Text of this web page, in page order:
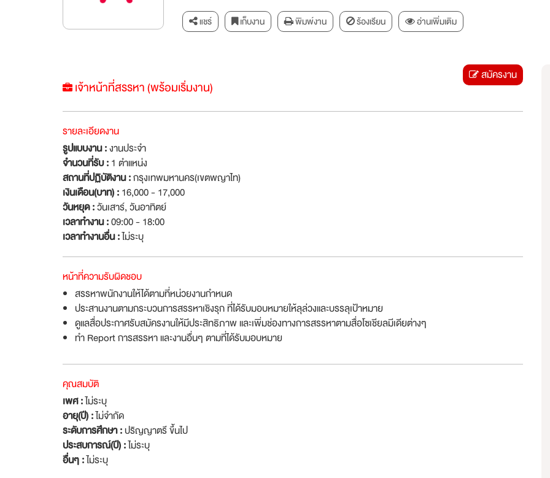
แชร์ เก็บงาน พิมพ์งาน ร้องเรียน อ่านเพิ่มเติม
เจ้าหน้าที่สรรหา (พร้อมเริ่มงาน)
สมัครงาน
รายละเอียดงาน
รูปแบบงาน :งานประจำ
จำนวนที่รับ :1 ตำแหน่ง
สถานที่ปฏิบัติงาน :กรุงเทพมหานคร(เขตพญาไท)
เงินเดือน(บาท) :16,000 - 17,000
วันหยุด :วันเสาร์,วันอาทิตย์
เวลาทำงาน :09:00 - 18:00
เวลาทำงานอื่น :ไม่ระบุ
หน้าที่ความรับผิดชอบ
สรรหาพนักงานให้ได้ตามที่หน่วยงานกำหนด
ประสานงานตามกระบวนการสรรหาเชิงรุก ที่ได้รับมอบหมายให้ลุล่วงและบรรลุเป้าหมาย
ดูแลสื่อประกาศรับสมัครงานให้มีประสิทธิภาพ และเพิ่มช่องทางการสรรหาตามสื่อโซเชียลมีเดียต่างๆ
ทำ Report การสรรหา และงานอื่นๆ ตามที่ได้รับมอบหมาย
คุณสมบัติ
เพศ :ไม่ระบุ
อายุ(ปี) :ไม่จำกัด
ระดับการศึกษา :ปริญญาตรี ขึ้นไป
ประสบการณ์(ปี) :ไม่ระบุ
อื่นๆ :ไม่ระบุ